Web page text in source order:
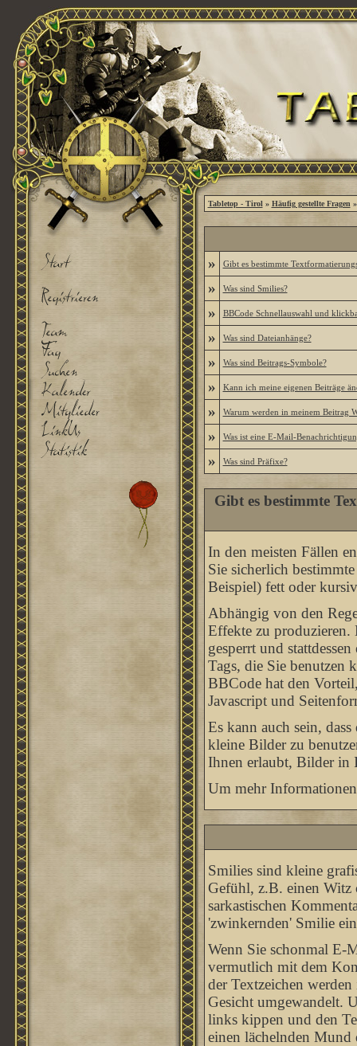
Tabletop - Tirol » Häufig gestellte Fragen
» Gibt es bestimmte
» Was sind Smilies?
» BBCode Schnellauswahl und
» Was sind Dateianhänge?
» Was sind Beitrags-Symbole?
» Kann ich meine eigenen Beiträge
» Warum werden in meinem Beitrag
» Was ist eine E-Mail-
» Was sind Präfixe?
Gibt es bestimmte
In den meisten Fällen
Sie sicherlich
Beispiel) fett oder
Abhängig von den
Effekte zu
gesperrt und
Tags, die Sie benutzen
BBCode hat den
Javascript und
Es kann auch sein,
kleine Bilder zu
Ihnen erlaubt, Bilder in
Um mehr
Smilies sind kleine
Gefühl, z.B. einen Witz
sarkastischen
'zwinkernden' Smilie
Wenn Sie schonmal E-
vermutlich mit dem
der Textzeichen
Gesicht umgewandelt.
links kippen und den
einen lächelnden Mund